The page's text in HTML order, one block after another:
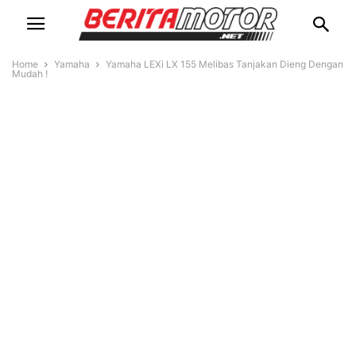
Home Yamaha
Yamaha LEXi LX 155 Melibas Tanjakan Dieng Dengan
Mudah !